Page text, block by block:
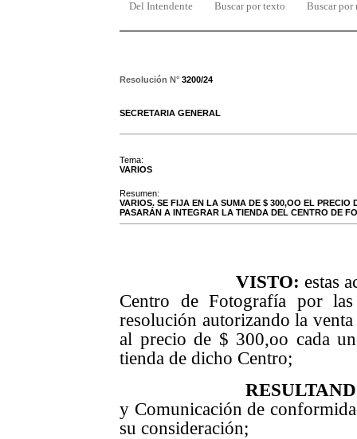
Del Intendente Buscar por texto Buscar por
Resolución N° 3200/24
SECRETARIA GENERAL
Tema:
VARIOS
Resumen:
VARIOS. SE FIJA EN LA SUMA DE $ 300,OO EL
PASARÁN A INTEGRAR LA TIENDA DEL CENTRO DE
VISTO: estas
Centro de Fotografía por
resolución autorizando la
al precio de $ 300,oo cada
tienda de dicho Centro;
y Comunicación de
su consideración;